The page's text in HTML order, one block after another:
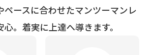
ペースに合わせたマンツーマンレ
。着実に上達へ導きます。